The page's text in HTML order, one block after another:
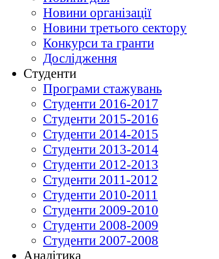
Новини організації
Новини третього сектору
Конкурси та гранти
Дослідження
Студенти
Програми стажувань
Студенти 2016-2017
Студенти 2015-2016
Студенти 2014-2015
Студенти 2013-2014
Студенти 2012-2013
Студенти 2011-2012
Студенти 2010-2011
Студенти 2009-2010
Студенти 2008-2009
Студенти 2007-2008
Аналітика